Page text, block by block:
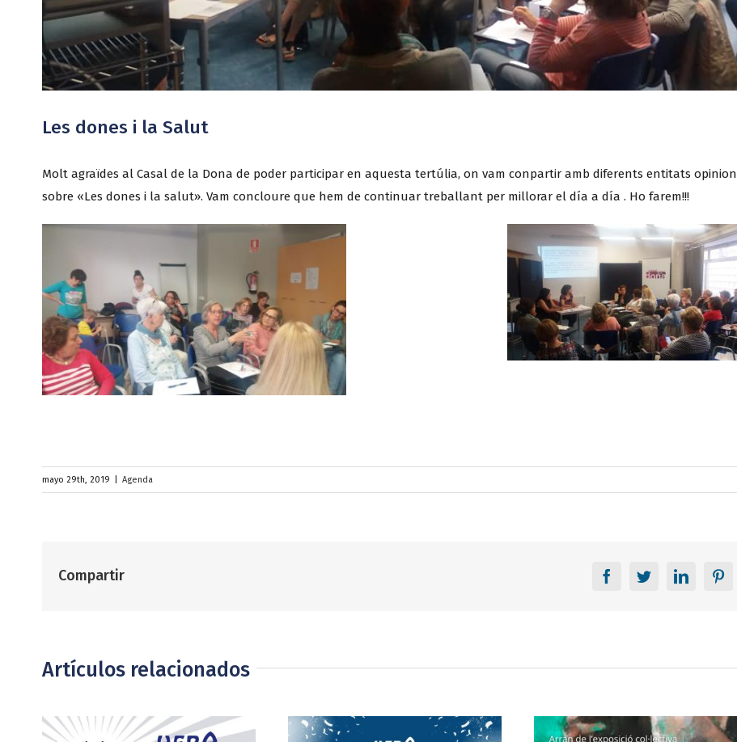
Les dones i la Salut
Molt agraïdes al Casal de la Dona de poder participar en aquesta tertúlia, on vam conpartir amb diferents entitats
sobre «Les dones i la salut». Vam concloure que hem de continuar treballant per millorar el día a día . Ho farem!!!
mayo 29th, 2019 Agenda
Compartir FacebookTwitterLinkedIn
Artículos relacionados